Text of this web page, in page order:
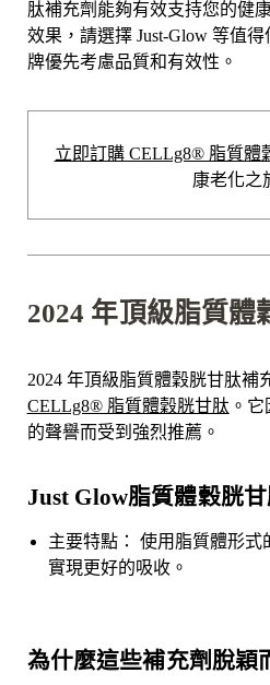
肽補充劑能夠有效支持您的健
效果，請選擇 Just-Glow 等值
牌優先考慮品質和有效性。
立即訂購 CELLg8® 脂質體
康老化之
2024 年頂級脂質體
2024 年頂級脂質體穀胱甘肽補
CELLg8® 脂質體穀胱甘肽 。
的聲譽而受到強烈推薦。
Just Glow脂質體穀胱
主要特點： 使用脂質體形式
實現更好的吸收。
為什麼這些補充劑脫穎